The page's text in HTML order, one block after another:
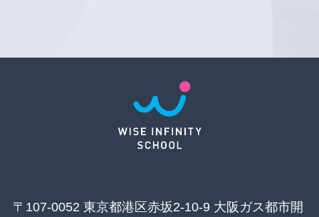
〒107-0052 東京都港区赤坂2-10-9 大阪ガス都市開